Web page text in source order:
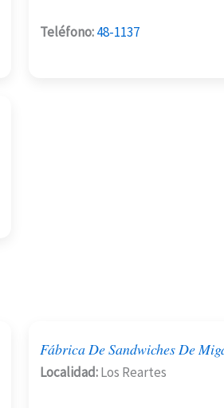
Teléfono:48-1137
Fábrica De Sandwiches De
Localidad:Los Reartes